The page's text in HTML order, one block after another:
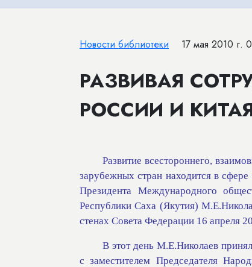
Новости библиотеки 17 мая 2010 г.
РАЗВИВАЯ
РОССИИ И
Развитие всестороннего,
зарубежных стран находится в
Президента Международного
Республики Саха (Якутия)
стенах Совета Федерации 16 апреля
В этот день М.Е.Николаев принял
с заместителем Председателя